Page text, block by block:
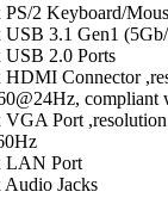
PS/2 Keyboard/
USB 3.1 Gen1
USB 2.0 Ports
HDMI Connector
VGA Port
LAN Port
Audio Jacks